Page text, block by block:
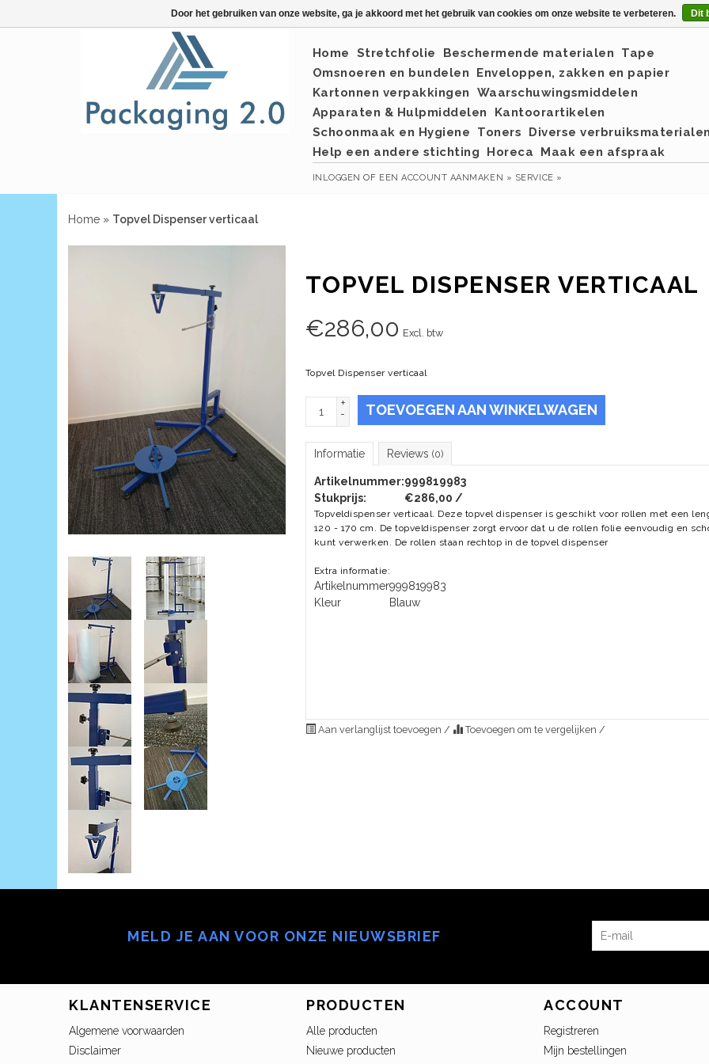
Home Stretchfolie Beschermende materialen
Tape
Omsnoeren en bundelen
Enveloppen, zakken en papier
Kartonnen verpakkingen
Waarschuwingsmiddelen
Apparaten & Hulpmiddelen
Kantoorartikelen
Schoonmaak en Hygiene
Toners
Diverse verbruiksmaterialen
Help een andere stichting
Horeca Maak een afspraak
INLOGGEN OF EEN ACCOUNT AANMAKEN » SERVICE »
Home » Topvel Dispenser verticaal
TOPVEL DISPENSER VERTICAAL
€286,00 Excl. btw
Topvel Dispenser verticaal
+
-
TOEVOEGEN AAN WINKELWAGEN
Informatie Reviews (0)
Artikelnummer:999819983
Stukprijs:
€286,00 /
Topveldispenser verticaal. Deze topvel dispenser is geschikt voor rollen met een
120 - 170 cm. De topveldispenser zorgt ervoor dat u de rollen folie eenvoudig en
kunt verwerken. De rollen staan rechtop in de topvel dispenser
Extra informatie:
Artikelnummer999819983
Kleur
Blauw
Aan verlanglijst toevoegen / Toevoegen om te vergelijken /
MELD JE AAN VOOR ONZE NIEUWSBRIEF
KLANTENSERVICE
Algemene voorwaarden
Disclaimer
PRODUCTEN
Alle producten
Nieuwe producten
ACCOUNT
Registreren
Mijn bestellingen
Door het gebruiken van onze website, ga je akkoord met het gebruik van cookies om onze website te verbeteren. Dit